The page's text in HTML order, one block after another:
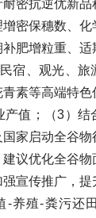
密抗逆优新品
密保穗数、化
肥增粒重、适
宿、观光、旅
素等高端特
产值；（3）结
家启动全谷
议优化全谷物
宣传推广，提
-养殖-粪污还